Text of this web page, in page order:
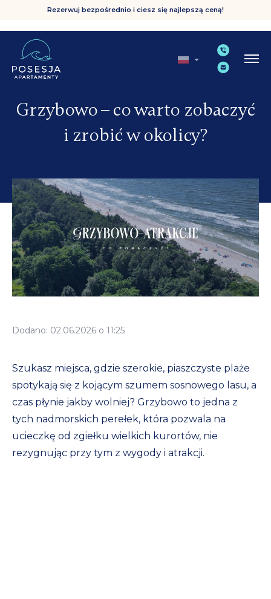
Rezerwuj bezpośrednio i ciesz się najlepszą ceną!
Grzybowo – co warto zobaczyć
i zrobić w okolicy?
Dodano: 02.06.2026 o 11:25
Szukasz miejsca, gdzie szerokie, piaszczyste plaże
spotykają się z kojącym szumem sosnowego lasu, a
czas płynie jakby wolniej? Grzybowo to jedna z
tych nadmorskich perełek, która pozwala na
ucieczkę od zgiełku wielkich kurortów, nie
rezygnując przy tym z wygody i atrakcji.